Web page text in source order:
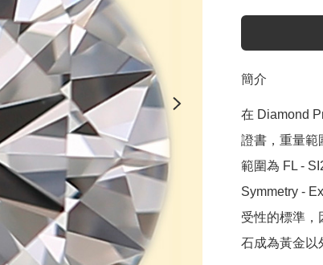
簡介
在 Diamond
證書，重量範
範圍為 FL -
Symmetry -
受性的標準，
石成為黃金以